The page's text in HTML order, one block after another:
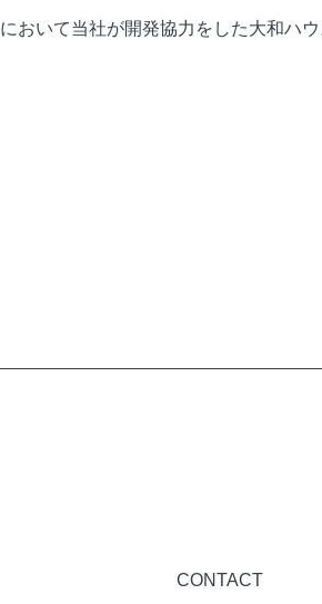
において当社が開発協力をした大和ハ
CONTACT